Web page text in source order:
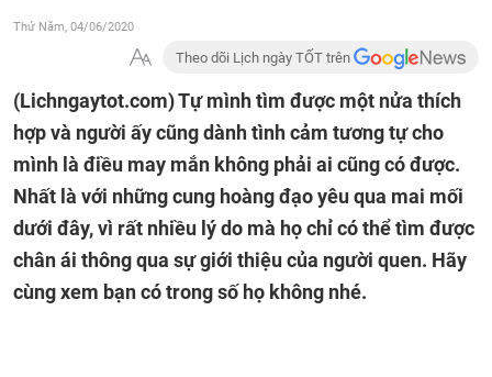
Thứ Năm, 04/06/2020
Theo dõi Lịch ngày TỐT trên
(Lichngaytot.com)Tự mình tìm được một nửa thích
hợp và người ấy cũng dành tình cảm tương tự cho
mình là điều may mắn không phải ai cũng có được.
Nhất là với những cung hoàng đạo yêu qua mai mối
dưới đây, vì rất nhiều lý do mà họ chỉ có thể tìm được
chân ái thông qua sự giới thiệu của người quen. Hãy
cùng xem bạn có trong số họ không nhé.